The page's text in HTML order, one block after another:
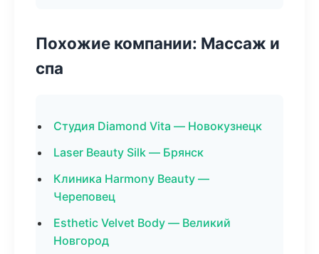
Похожие компании: Массаж и
спа
Студия Diamond Vita — Новокузнецк
Laser Beauty Silk — Брянск
Клиника Harmony Beauty —
Череповец
Esthetic Velvet Body — Великий
Новгород